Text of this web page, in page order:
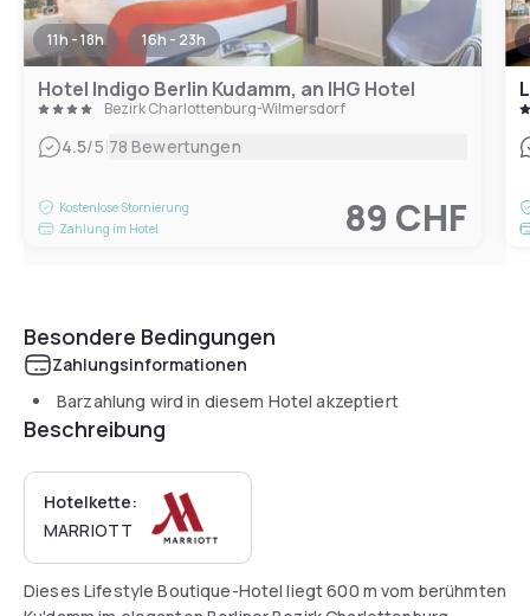
11h - 18h 16h - 23h
Hotel Indigo Berlin Kudamm, an IHG Hotel
Bezirk Charlottenburg-Wilmersdorf
4.5/5|78 Bewertungen
Kostenlose Stornierung
Zahlung im Hotel
89 CHF
Besondere Bedingungen
Zahlungsinformationen
Barzahlung wird in diesem Hotel akzeptiert
Beschreibung
Hotelkette:
MARRIOTT
Dieses Lifestyle Boutique-Hotel liegt 600 m vom berühmten